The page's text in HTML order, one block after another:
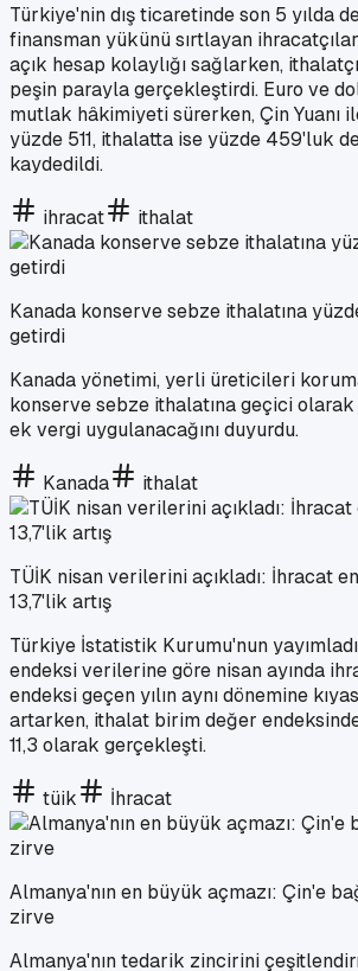
Türkiye'nin dış ticaretinde son 5 yılda
finansman yükünü sırtlayan
açık hesap kolaylığı sağlarken,
peşin parayla gerçekleştirdi. Euro ve
mutlak hâkimiyeti sürerken, Çin Yuanı
yüzde 511, ithalatta ise yüzde 459'luk
kaydedildi.
ihracat ithalat
Kanada konserve sebze ithalatına
getirdi
Kanada yönetimi, yerli üreticileri
konserve sebze ithalatına geçici olarak
ek vergi uygulanacağını duyurdu.
Kanada ithalat
TÜİK nisan verilerini açıkladı: İhracat
13,7'lik artış
Türkiye İstatistik Kurumu'nun
endeksi verilerine göre nisan ayında
endeksi geçen yılın aynı dönemine
artarken, ithalat birim değer
11,3 olarak gerçekleşti.
tüik İhracat
Almanya'nın en büyük açmazı: Çin'e
zirve
Almanya'nın tedarik zincirini